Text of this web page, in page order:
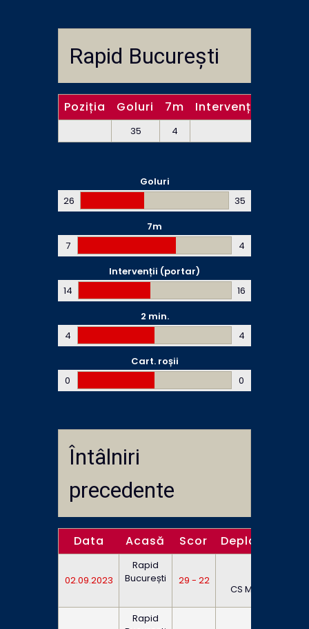
Rapid București
Poziția Goluri 7m Intervenții
35 4
Goluri
26
35
7m
7
4
Intervenții (portar)
14
16
2 min.
4
4
Cart. roșii
0
0
Întâlniri
precedente
Data Acasă Scor Deplasare
02.09.2023
Rapid
București
29 - 22
CS Minaur
Rapid